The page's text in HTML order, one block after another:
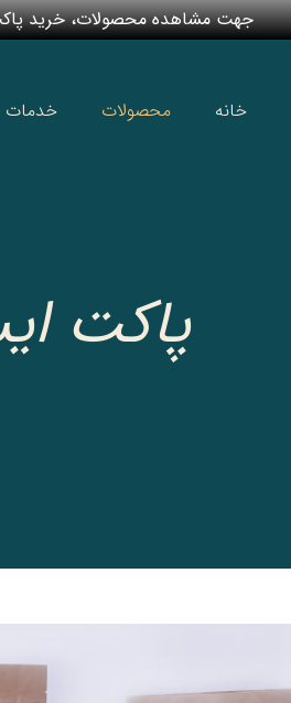
جهت مشاهده محصولات، خرید
خانه محصولات
پاکت